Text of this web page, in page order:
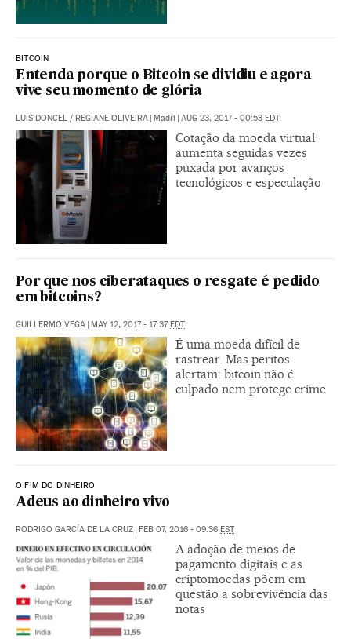
BITCOIN
Entenda porque o Bitcoin se dividiu e agora
vive seu momento de glória
LUIS DONCEL / REGIANE OLIVEIRA | Madri | AUG 23, 2017 - 00:53 EDT
Cotação da moeda virtual
aumenta seguidas vezes
puxada por avanços
tecnológicos e especulação
Por que nos ciberataques o resgate é pedido
em bitcoins?
GUILLERMO VEGA | MAY 12, 2017 - 17:37EDT
É uma moeda difícil de
rastrear. Mas peritos
alertam: bitcoin não é
culpado nem protege crime
O FIM DO DINHEIRO
Adeus ao dinheiro vivo
RODRIGO GARCÍA DE LA CRUZ | FEB 07, 2016 - 09:36 EST
A adoção de meios de
pagamento digitais e as
criptomoedas põem em
questão a sobrevivência das
notas